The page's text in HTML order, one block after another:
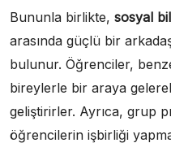
Bununla birlikte, sosyal
arasında güçlü bir
bulunur. Öğrenciler,
bireylerle bir araya
geliştirirler. Ayrıca, grup
öğrencilerin işbirliği